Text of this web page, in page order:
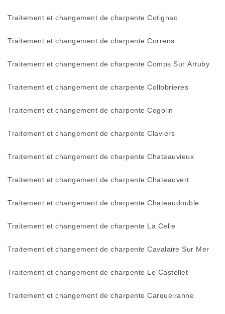
Traitement et changement de charpente Cotignac
Traitement et changement de charpente Correns
Traitement et changement de charpente Comps Sur Artuby
Traitement et changement de charpente Collobrieres
Traitement et changement de charpente Cogolin
Traitement et changement de charpente Claviers
Traitement et changement de charpente Chateauvieux
Traitement et changement de charpente Chateauvert
Traitement et changement de charpente Chateaudouble
Traitement et changement de charpente La Celle
Traitement et changement de charpente Cavalaire Sur Mer
Traitement et changement de charpente Le Castellet
Traitement et changement de charpente Carqueiranne